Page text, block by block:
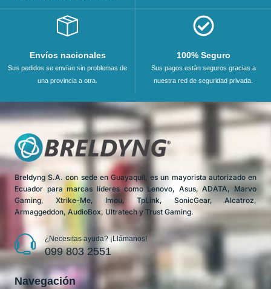
Envíos nacionales
Sus pedidos se envían sin problemas de
una provincia a otra.
100% Seguro
Sus pagos están seguros gracias a
nuestra red de seguridad privada.
Breldyng S.A. con sede en Guayaquil, es un mayorista autorizado en
Ecuador para marcas líderes como Lenovo, Asus, ADATA, Marvo
Gaming, Xtrike-Me, Imou, TpLink, SonicGear, Alcatroz,
Armaggeddon, AudioBox, Ultratech y Trust Gaming.
¿Necesitas ayuda? ¡Llámanos!
099 803 2551
Navegación